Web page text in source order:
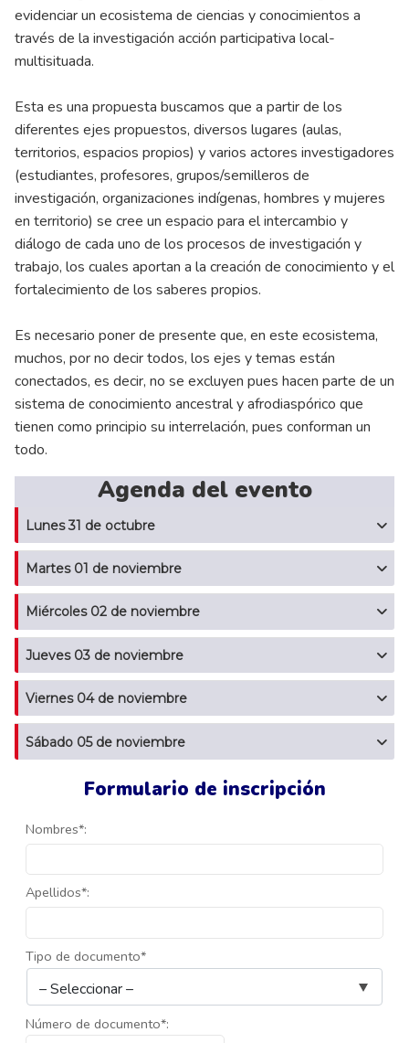
Formulario de inscripción
Nombres*:
Apellidos*:
Tipo de documento*
Número de documento*:
evidenciar un ecosistema de ciencias y conocimientos a
través de la investigación acción participativa local-
multisituada.
Esta es una propuesta buscamos que a partir de los
diferentes ejes propuestos, diversos lugares (aulas,
territorios, espacios propios) y varios actores investigadores
(estudiantes, profesores, grupos/semilleros de
investigación, organizaciones indígenas, hombres y mujeres
en territorio) se cree un espacio para el intercambio y
diálogo de cada uno de los procesos de investigación y
trabajo, los cuales aportan a la creación de conocimiento y el
fortalecimiento de los saberes propios.
Es necesario poner de presente que, en este ecosistema,
muchos, por no decir todos, los ejes y temas están
conectados, es decir, no se excluyen pues hacen parte de un
sistema de conocimiento ancestral y afrodiaspórico que
tienen como principio su interrelación, pues conforman un
todo.
Agenda del evento
Lunes 31 de octubre
Martes 01 de noviembre
Miércoles 02 de noviembre
Jueves 03 de noviembre
Viernes 04 de noviembre
Sábado 05 de noviembre